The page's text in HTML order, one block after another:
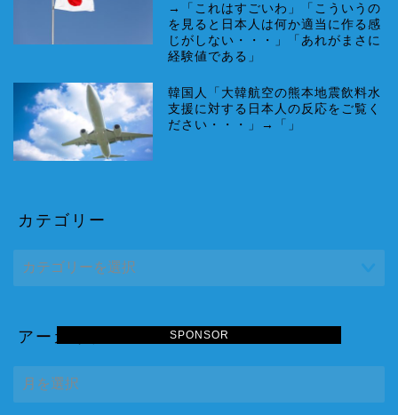
SPONSOR
→「これはすごいわ」「こういうの
を見ると日本人は何か適当に作る感
じがしない・・・」「あれがまさに
経験値である」
韓国人「大韓航空の熊本地震飲料水
支援に対する日本人の反応をご覧く
ださい・・・」→「」
カテゴリー
アーカイブ
ー